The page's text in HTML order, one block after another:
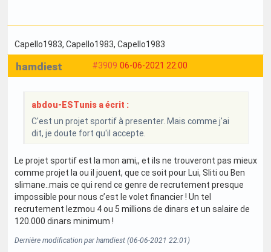
Capello1983, Capello1983, Capello1983
#3909 06-06-2021 22:00
hamdiest
abdou-ESTunis a écrit :
C'est un projet sportif à presenter. Mais comme j'ai
dit, je doute fort qu'il accepte.
Le projet sportif est la mon ami,, et ils ne trouveront pas mieux
comme projet la ou il jouent, que ce soit pour Lui, Sliti ou Ben
slimane..mais ce qui rend ce genre de recrutement presque
impossible pour nous c’est le volet financier ! Un tel
recrutement lezmou 4 ou 5 millions de dinars et un salaire de
120.000 dinars minimum !
Dernière modification par hamdiest (06-06-2021 22:01)